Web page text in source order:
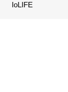
IoLIFE